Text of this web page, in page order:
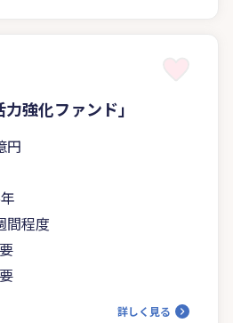
強化ファンド」
円
間程度
詳しく見る